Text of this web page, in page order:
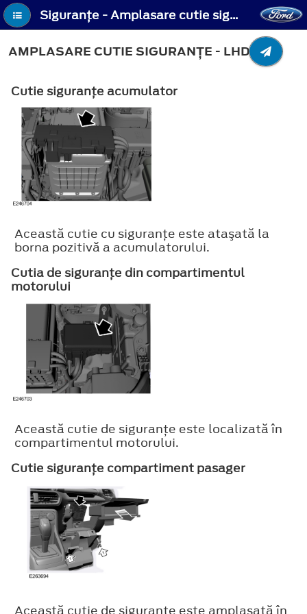
Siguranţe - Amplasare cutie siguranţe - LHD
AMPLASARE CUTIE SIGURANŢE - LHD
Cutie siguranţe acumulator
Această cutie cu siguranţe este ataşată la
borna pozitivă a acumulatorului.
Cutia de siguranţe din compartimentul
motorului
Această cutie de siguranţe este localizată în
compartimentul motorului.
Cutie siguranţe compartiment pasager
Această cutie de siguranţe este amplasată în